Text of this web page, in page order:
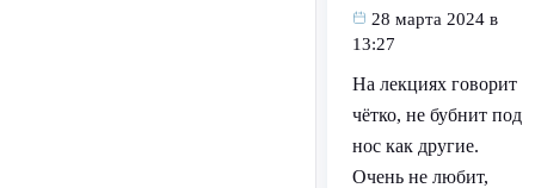
28 марта 2024 в
13:27
На лекциях говорит
чётко, не бубнит под
нос как другие.
Очень не любит,